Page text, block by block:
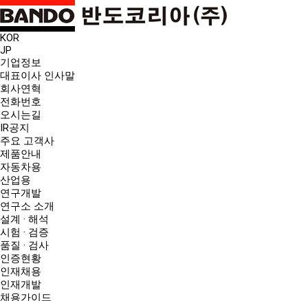
KOR
JP
기업정보
대표이사 인사말
회사연혁
전화번호
오시는길
IR공지
주요 고객사
제품안내
자동차용
산업용
연구개발
연구소 소개
설계 · 해석
시험 · 검증
품질 · 검사
인증현황
인재채용
인재개발
채용가이드